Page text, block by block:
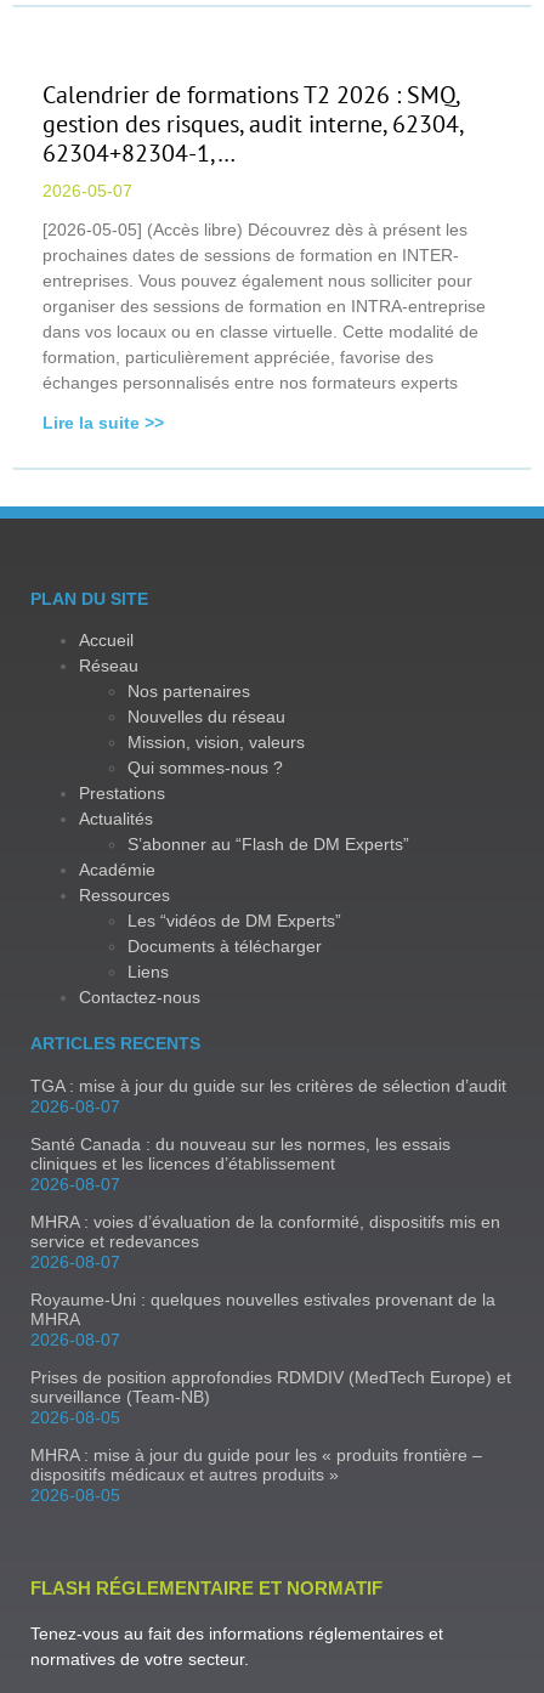
Calendrier de formations T2 2026 : SMQ,
gestion des risques, audit interne, 62304,
62304+82304-1,…
2026-05-07
[2026-05-05] (Accès libre) Découvrez dès à présent les
prochaines dates de sessions de formation en INTER-
entreprises. Vous pouvez également nous solliciter pour
organiser des sessions de formation en INTRA-entreprise
dans vos locaux ou en classe virtuelle. Cette modalité de
formation, particulièrement appréciée, favorise des
échanges personnalisés entre nos formateurs experts
Lire la suite >>
PLAN DU SITE
Accueil
Réseau
Nos partenaires
Nouvelles du réseau
Mission, vision, valeurs
Qui sommes-nous ?
Prestations
Actualités
S’abonner au “Flash de DM Experts”
Académie
Ressources
Les “vidéos de DM Experts”
Documents à télécharger
Liens
Contactez-nous
ARTICLES RECENTS
TGA : mise à jour du guide sur les critères de sélection d’audit
2026-08-07
Santé Canada : du nouveau sur les normes, les essais
cliniques et les licences d’établissement
2026-08-07
MHRA : voies d’évaluation de la conformité, dispositifs mis en
service et redevances
2026-08-07
Royaume-Uni : quelques nouvelles estivales provenant de la
MHRA
2026-08-07
Prises de position approfondies RDMDIV (MedTech Europe) et
surveillance (Team-NB)
2026-08-05
MHRA : mise à jour du guide pour les « produits frontière –
dispositifs médicaux et autres produits »
2026-08-05
FLASH RÉGLEMENTAIRE ET NORMATIF
Tenez-vous au fait des informations réglementaires et
normatives de votre secteur.